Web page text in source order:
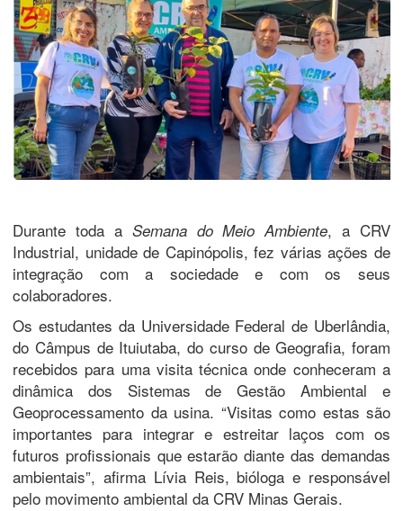
Durante toda a Semana do Meio Ambiente, a CRV
Industrial, unidade de Capinópolis, fez várias ações de
integração com a sociedade e com os seus
colaboradores.
Os estudantes da Universidade Federal de Uberlândia,
do Câmpus de Ituiutaba, do curso de Geografia, foram
recebidos para uma visita técnica onde conheceram a
dinâmica dos Sistemas de Gestão Ambiental e
Geoprocessamento da usina. “Visitas como estas são
importantes para integrar e estreitar laços com os
futuros profissionais que estarão diante das demandas
ambientais”, afirma Lívia Reis, bióloga e responsável
pelo movimento ambiental da CRV Minas Gerais.